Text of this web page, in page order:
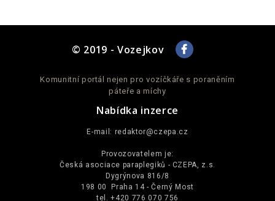
© 2019 - Vozejkov
Komunitní portál nejen pro vozíčkáře s poraněním
páteře a míchy
Nabídka inzerce
E-mail: redaktor@czepa.cz
Provozovatelem je:
Česká asociace paraplegiků - CZEPA, z.s.
Dygrýnova 816/8
198 00 Praha 14 - Černý Most
tel. +420 776 070 756